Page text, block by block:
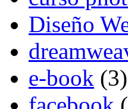
Diseño
e-book (3)